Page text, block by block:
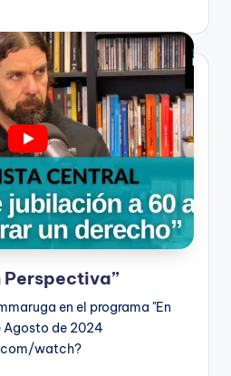
Perspectiva”
en el programa "En
Agosto de 2024
watch?